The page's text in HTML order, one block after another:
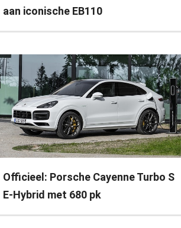
aan iconische EB110
Officieel: Porsche Cayenne Turbo S
E-Hybrid met 680 pk